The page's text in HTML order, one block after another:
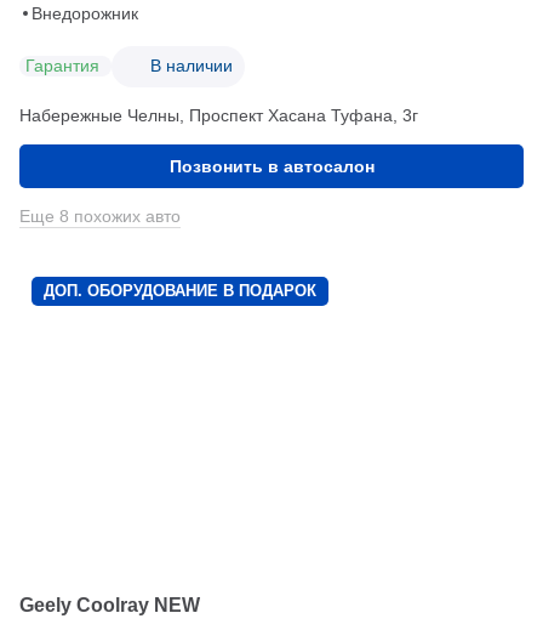
Внедорожник
Гарантия В наличии
Набережные Челны, Проспект Хасана Туфана, 3г
Позвонить в автосалон
Еще 8 похожих авто
ДОП. ОБОРУДОВАНИЕ В ПОДАРОК
Geely Coolray NEW